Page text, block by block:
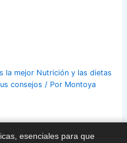
la mejor Nutrición y las dietas
consejos / Por Montoya
esenciales para que